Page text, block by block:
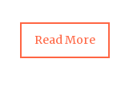
Read More